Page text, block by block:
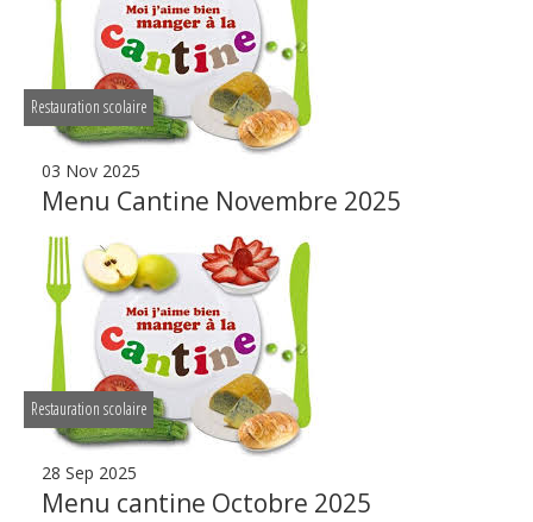
Restauration scolaire
03 Nov 2025
Menu Cantine Novembre 2025
Restauration scolaire
28 Sep 2025
Menu cantine Octobre 2025